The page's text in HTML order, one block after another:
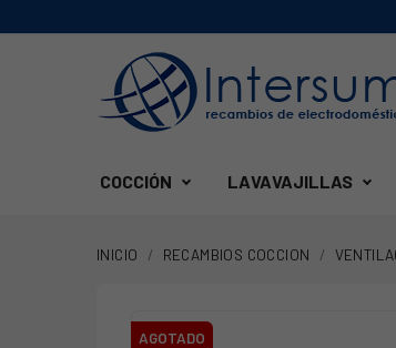
COCCIÓN LAVAVAJILLAS
INICIO RECAMBIOS COCCION
AGOTADO